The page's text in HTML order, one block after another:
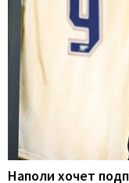
Наполи хочет